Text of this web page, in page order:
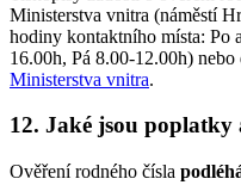
Ministerstva vnitra (náměstí
hodiny kontaktního místa: Po
16.00h, Pá 8.00-12.00h) nebo
Ministerstva vnitra.
12. Jaké jsou
Ověření rodného čísla